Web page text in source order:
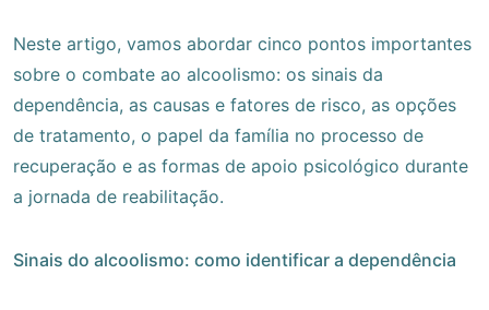
Neste artigo, vamos abordar cinco pontos importantes
sobre o combate ao alcoolismo: os sinais da
dependência, as causas e fatores de risco, as opções
de tratamento, o papel da família no processo de
recuperação e as formas de apoio psicológico durante
a jornada de reabilitação.
Sinais do alcoolismo: como identificar a dependência